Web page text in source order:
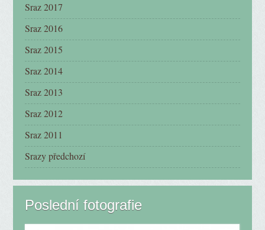
Sraz 2017
Sraz 2016
Sraz 2015
Sraz 2014
Sraz 2013
Sraz 2012
Sraz 2011
Srazy předchozí
Poslední fotografie